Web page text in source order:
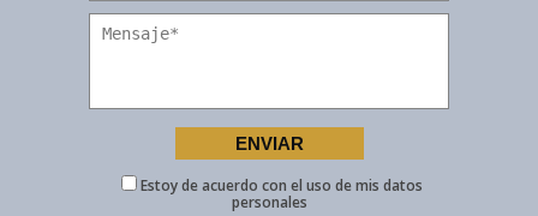
Estoy de acuerdo con el uso de mis datos
personales